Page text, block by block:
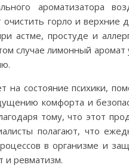
ароматизатора
горло и верхние
астме, простуде и
случае лимонный аромат
на состояние психики,
комфорта и
тому, что этот
полагают, что
в организме и
и ревматизм.